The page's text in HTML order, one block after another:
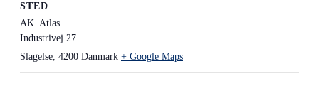
STED
AK. Atlas
Industrivej 27
Slagelse, 4200 Danmark + Google Maps